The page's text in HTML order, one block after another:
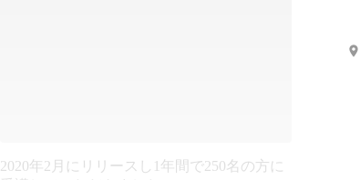
2020年2月にリリースし1年間で250名の方に